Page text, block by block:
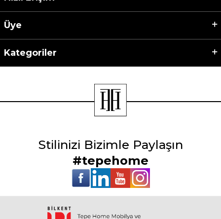
Üye
Kategoriler
Stilinizi Bizimle Paylaşın
#tepehome